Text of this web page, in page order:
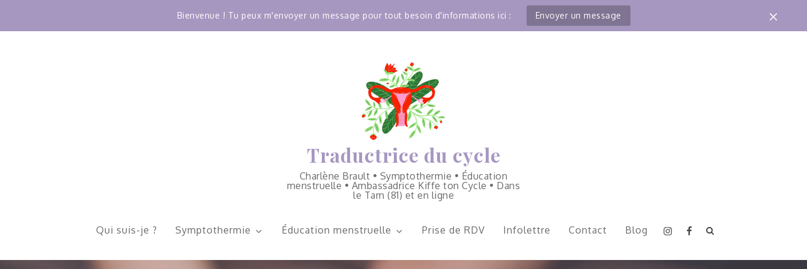
Bienvenue ! Tu peux m'envoyer un message pour tout besoin d'informations ici : Envoyer un message
Traductrice du cycle
Charlène Brault • Symptothermie • Éducation
menstruelle • Ambassadrice Kiffe ton Cycle • Dans
le Tarn (81) et en ligne
Qui suis-je ? Symptothermie Éducation menstruelle Prise de RDV Infolettre Contact Blog Instagram
Facebook